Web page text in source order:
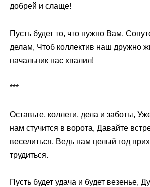
добрей и слаще!
Пусть будет то, что нужно Вам,
делам, Чтоб коллектив наш дружно
начальник нас хвалил!
***
Оставьте, коллеги, дела и заботы,
нам стучится в ворота, Давайте
веселиться, Ведь нам целый год
трудиться.
Пусть будет удача и будет везенье,